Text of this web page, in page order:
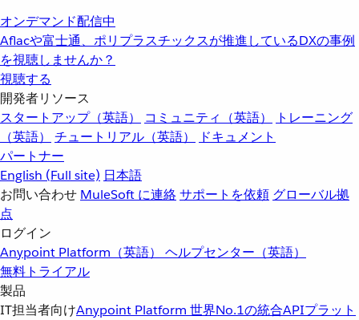
オンデマンド配信中
Aflacや富士通、ポリプラスチックスが推進しているDXの事例
を視聴しませんか？
視聴する
開発者リソース
スタートアップ（英語）
コミュニティ（英語）
トレーニング
（英語）
チュートリアル（英語）
ドキュメント
パートナー
English (Full site) 日本語
お問い合わせ MuleSoft に連絡サポートを依頼 グローバル拠
点
ログイン
Anypoint Platform（英語） ヘルプセンター（英語）
無料トライアル
製品
IT担当者向けAnypoint Platform 世界No.1の統合APIプラット